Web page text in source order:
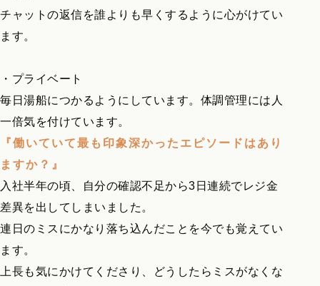
チャットの返信を誰よりも早くするように心がけてい
ます。
・プライベート
毎日湯船につかるようにしています。体調管理には人
一倍気を付けています。
『働いていて最も印象深かったエピソードはあり
ますか？』
入社半年の頃、自分の確認不足から3日連続でレジ金
差異を出してしまいました。
連日のミスにかなり落ち込んだことを今でも覚えてい
ます。
上長も気にかけてくださり、どうしたらミスがなくな